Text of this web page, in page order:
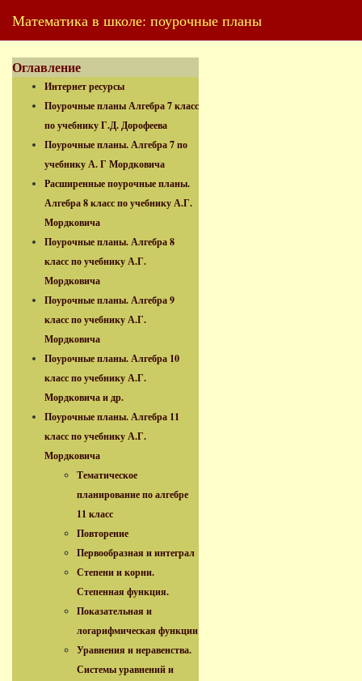
Математика в школе: поурочные планы
Оглавление
Интернет ресурсы
Поурочные планы Алгебра 7 класс
по учебнику Г.Д. Дорофеева
Поурочные планы. Алгебра 7 по
учебнику А. Г Мордковича
Расширенные поурочные планы.
Алгебра 8 класс по учебнику А.Г.
Мордковича
Поурочные планы. Алгебра 8
класс по учебнику А.Г.
Мордковича
Поурочные планы. Алгебра 9
класс по учебнику А.Г.
Мордковича
Поурочные планы. Алгебра 10
класс по учебнику А.Г.
Мордковича и др.
Поурочные планы. Алгебра 11
класс по учебнику А.Г.
Мордковича
Тематическое
планирование по алгебре
11 класс
Повторение
Первообразная и интеграл
Степени и корни.
Степенная функция.
Показательная и
логарифмическая функции
Уравнения и неравенства.
Системы уравнений и